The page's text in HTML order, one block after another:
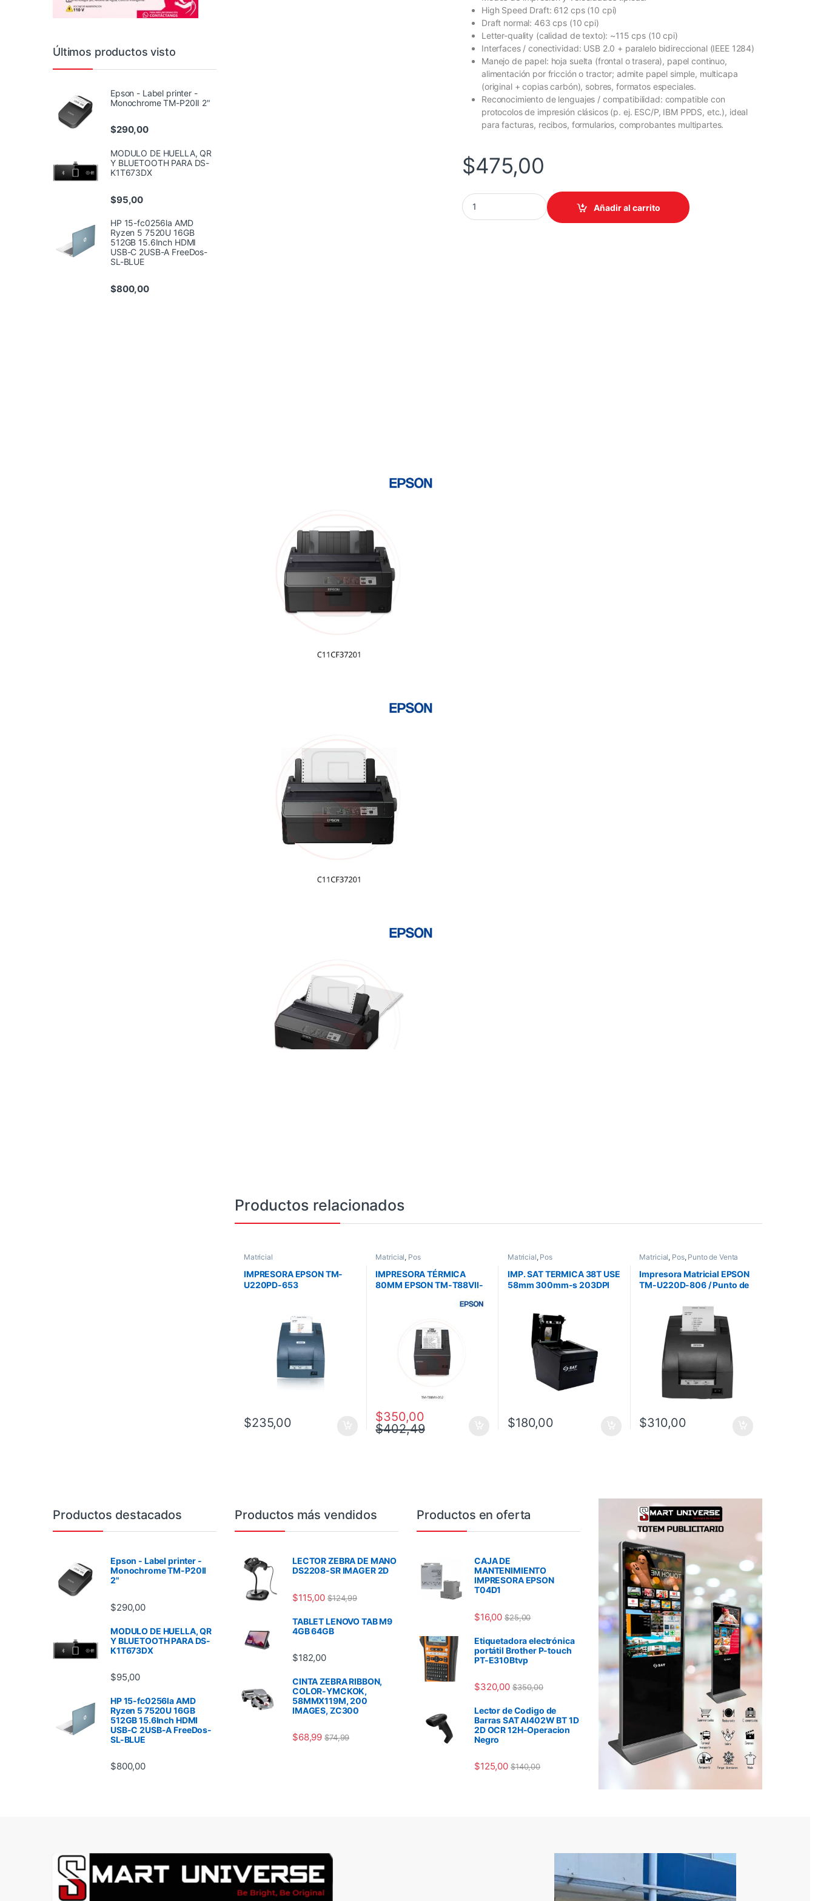
High Speed Draft: 612 cps (10 cpi)
Draft normal: 463 cps (10 cpi)
Letter-quality (calidad de texto): ~115 cps (10 cpi)
Interfaces / conectividad: USB 2.0 + paralelo bidireccional (IEEE 1284)
Manejo de papel: hoja suelta (frontal o trasera), papel continuo,
alimentación por fricción o tractor; admite papel simple, multicapa
(original + copias carbón), sobres, formatos especiales.
Reconocimiento de lenguajes / compatibilidad: compatible con
protocolos de impresión clásicos (p. ej. ESC/P, IBM PPDS, etc.), ideal
para facturas, recibos, formularios, comprobantes multipartes.
$475,00
IMPRESORA EPSON FX890II MATRICIAL 9 PINES 80 COLUMNAS 738 CPS/FX890
Añadir al carrito
Productos relacionados
Matricial
IMPRESORA EPSON TM-
U220PD-653
ERC-38B C31C518653
$235,00
Matricial, Pos
IMPRESORA TÉRMICA
80MM EPSON TM-T88VII-
$350,00
$402,49
Matricial, Pos
IMP. SAT TERMICA 38T USE
58mm 300mm-s 203DPI
NEGRO
$180,00
Matricial, Pos, Punto de Venta
Impresora Matricial EPSON
TM-U220D-806 / Punto de
$310,00
Últimos productos visto
Epson - Label printer -
Monochrome TM-P20II 2"
$290,00
MODULO DE HUELLA, QR
Y BLUETOOTH PARA DS-
K1T673DX
$95,00
HP 15-fc0256la AMD
Ryzen 5 7520U 16GB
512GB 15.6Inch HDMI
USB-C 2USB-A FreeDos-
SL-BLUE
$800,00
Brands Carousel
Productos destacados
Epson - Label printer -
Monochrome TM-P20II
2"
$290,00
MODULO DE HUELLA, QR
Y BLUETOOTH PARA DS-
K1T673DX
$95,00
HP 15-fc0256la AMD
Ryzen 5 7520U 16GB
512GB 15.6Inch HDMI
USB-C 2USB-A FreeDos-
SL-BLUE
$800,00
Productos más vendidos
LECTOR ZEBRA DE MANO
DS2208-SR IMAGER 2D
$115,00 $124,99
TABLET LENOVO TAB M9
4GB 64GB
$182,00
CINTA ZEBRA RIBBON,
COLOR-YMCKOK,
58MMX119M, 200
IMAGES, ZC300
$68,99 $74,99
Productos en oferta
CAJA DE
MANTENIMIENTO
IMPRESORA EPSON
T04D1
$16,00 $25,00
Etiquetadora electrónica
portátil Brother P-touch
PT-E310Btvp
$320,00 $350,00
Lector de Codigo de
Barras SAT AI402W BT 1D
2D OCR 12H-Operacion
Negro
$125,00 $140,00